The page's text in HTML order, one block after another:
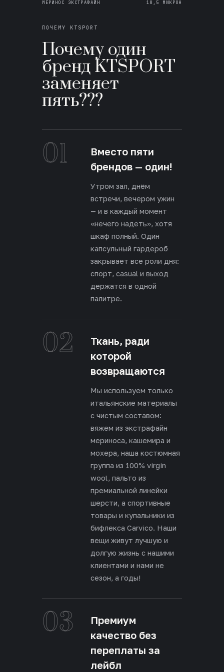
МЕРИНОС ЭКСТРАФАЙН 18,5 МИКРОН
ПОЧЕМУ KTSPORT
Почему один
бренд KTSPORT
заменяет
пять???
01
Вместо пяти
брендов — один!
Утром зал, днём
встречи, вечером ужин
— и в каждый момент
«нечего надеть», хотя
шкаф полный. Один
капсульный гардероб
закрывает все роли дня:
спорт, casual и выход
держатся в одной
палитре.
02
Ткань, ради
которой
возвращаются
Мы используем только
итальянские материалы
с чистым составом:
вяжем из экстрафайн
мериноса, кашемира и
мохера, наша костюмная
группа из 100% virgin
wool, пальто из
премиальной линейки
шерсти, а спортивные
товары и купальники из
бифлекса Carvico. Наши
вещи живут лучшую и
долгую жизнь с нашими
клиентами и нами не
сезон, а годы!
03
Премиум
качество без
переплаты за
лейбл